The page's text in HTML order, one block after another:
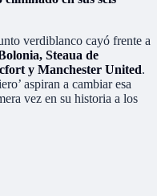
verdiblanco cayó frente a
Steaua de
y Manchester United.
aspiran a cambiar esa
vez en su historia a los